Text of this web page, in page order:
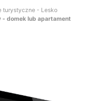
turystyczne - Lesko
- domek lub apartament